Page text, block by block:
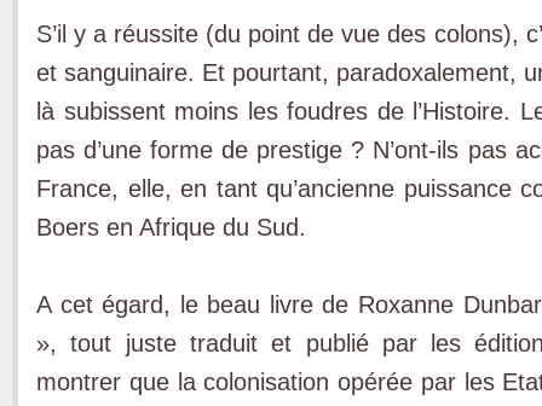
S’il y a réussite (du point de vue des colons),
et sanguinaire. Et pourtant, paradoxalement,
là subissent moins les foudres de l’Histoire.
pas d’une forme de prestige ? N’ont-ils pas
France, elle, en tant qu’ancienne puissance
Boers en Afrique du Sud.
A cet égard, le beau livre de Roxanne
», tout juste traduit et publié par les
montrer que la colonisation opérée par les